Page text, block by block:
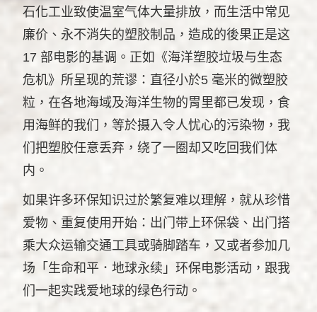
石化工业致使温室气体大量排放，而生活中常见
廉价、永不消失的塑胶制品，造成的後果正是这
17 部电影的基调。正如《海洋塑胶垃圾与生态
危机》所呈现的荒谬：直径小於5 毫米的微塑胶
粒，在各地海域及海洋生物的胃里都已发现，食
用海鲜的我们，等於摄入令人忧心的污染物，我
们把塑胶任意丢弃，绕了一圈却又吃回我们体
内。
如果许多环保知识过於繁复难以理解，就从珍惜
爱物、重复使用开始：出门带上环保袋、出门搭
乘大众运输交通工具或骑脚踏车，又或者参加几
场「生命和平．地球永续」环保电影活动，跟我
们一起实践爱地球的绿色行动。